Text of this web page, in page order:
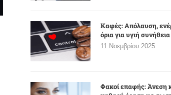
Καφές: Απόλαυση,
όρια για υγιή συνήθεια
11 Νοεμβρίου 2025
Φακοί επαφής: Άνεση